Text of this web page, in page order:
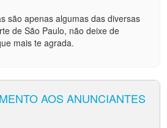
são apenas algumas das diversas
de São Paulo, não deixe de
mais te agrada.